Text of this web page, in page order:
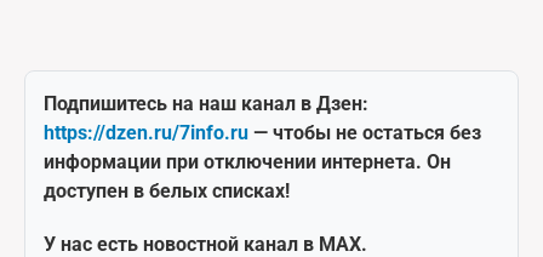
Подпишитесь на наш канал в Дзен:
https://dzen.ru/7info.ru — чтобы не остаться без
информации при отключении интернета. Он
доступен в белых списках!
У нас есть новостной канал в MAX.